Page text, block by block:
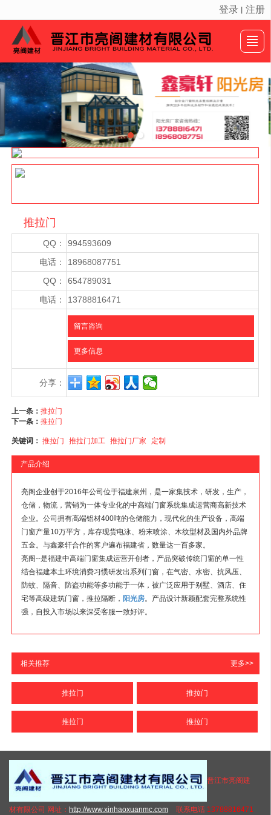
很遗憾，因您的浏览器版本过低导致无法获得最佳浏览体验，推荐下载安装谷歌浏览器！
登录 注册
首页 产品展示 新闻动态 案例展示
公司介绍 画册展示 留言反馈 联系我们
推拉门
QQ：
994593609
电话：
18968087751
QQ：
654789031
电话：
13788816471
留言咨询
更多信息
分享：
上一条：推拉门
下一条：推拉门
关键词：推拉门 推拉门加工 推拉门厂家 定制
产品介绍
亮阁企业创于2016年公司位于福建泉州，是一家集技术，研发，生产，
仓储，物流，营销为一体专业化的中高端门窗系统集成运营商高新技术
企业。公司拥有高端铝材400吨的仓储能力，现代化的生产设备，高端
门窗产量10万平方，库存现货电泳、粉末喷涂、木纹型材及国内外品牌
五金。与鑫豪轩合作的客户遍布福建省，数量达一百多家。
亮阁--是福建中高端门窗集成运营开创者，产品突破传统门窗的单一性
结合福建本土环境消费习惯研发出系列门窗，在气密、水密、抗风压、
防蚊、隔音、防盗功能等多功能于一体，被广泛应用于别墅、酒店、住
宅等高级建筑门窗，推拉隔断， 阳光房。产品设计新颖配套完整系统性
强，自投入市场以来深受客服一致好评。
相关推荐 更多>>
推拉门 推拉门
推拉门 推拉门
晋江市亮阁建
材有限公司 网址： http://www.xinhaoxuanmc.com 联系电话 13788816471